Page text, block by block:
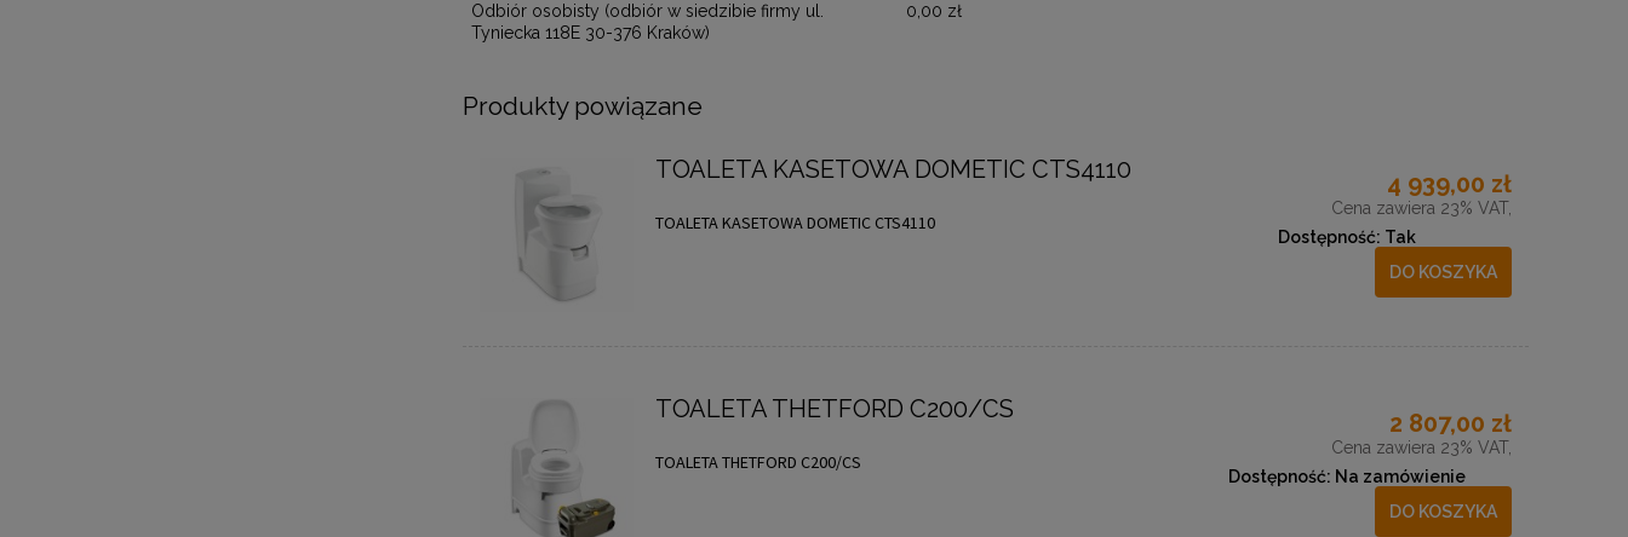
Odbiór osobisty (odbiór w siedzibie firmy ul.
Tyniecka 118E 30-376 Kraków)
0,00 zł
Produkty powiązane
TOALETA KASETOWA DOMETIC CTS4110
TOALETA KASETOWA DOMETIC CTS4110
4 939,00 zł
Cena zawiera 23% VAT,
Dostępność: Tak
DO KOSZYKA
TOALETA THETFORD C200/CS
TOALETA THETFORD C200/CS
2 807,00 zł
Cena zawiera 23% VAT,
Dostępność: Na zamówienie
DO KOSZYKA